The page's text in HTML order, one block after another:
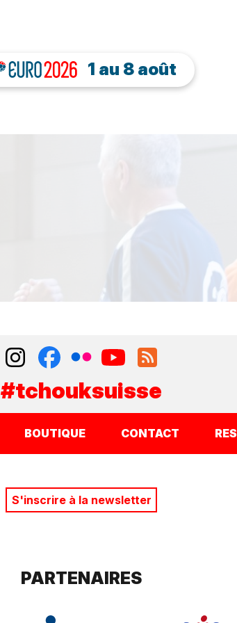
1 au 8 août
#tchouksuisse
BOUTIQUE CONTACT
S'inscrire à la newsletter
PARTENAIRES